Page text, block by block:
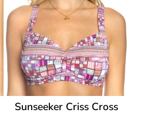
Sunseeker Criss Cross